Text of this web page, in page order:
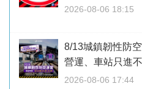
2026-08-06 18:15
8/13城鎮韌性防
營運、車站只進
2026-08-06 17:44